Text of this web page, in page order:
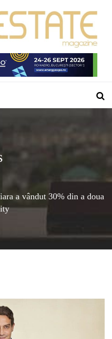
a vândut 30% din a doua